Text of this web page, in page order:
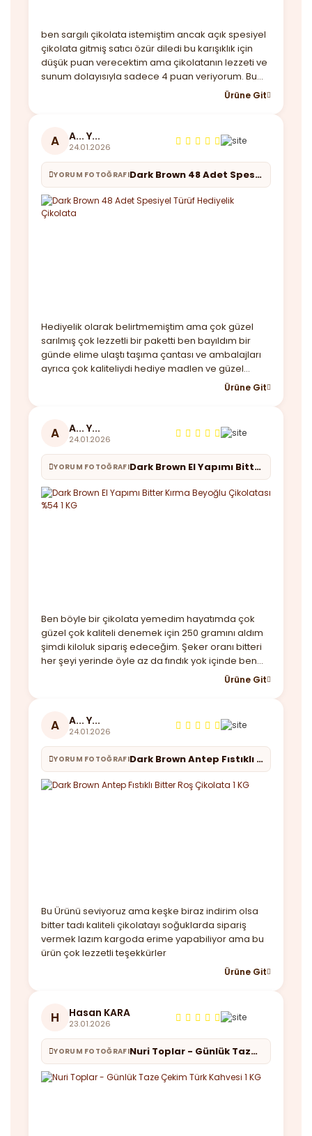
ben sargılı çikolata istemiştim ancak açık spesiyel
çikolata gitmiş satıcı özür diledi bu karışıklık için
düşük puan verecektim ama çikolatanın lezzeti ve
sunum dolayısıyla sadece 4 puan veriyorum. Bu
arada kutu baya büyük çikolatalar lezzetli taşıma
Ürüne Git
A A... Y...
24.01.2026
YORUM FOTOĞRAFI Dark Brown 48 Adet Spesiyel Türüf Hediyelik Çikolata
Hediyelik olarak belirtmemiştim ama çok güzel
sarılmış çok lezzetli bir paketti ben bayıldım bir
günde elime ulaştı taşıma çantası ve ambalajları
ayrıca çok kaliteliydi hediye madlen ve güzel
Ürüne Git
A A... Y...
24.01.2026
YORUM FOTOĞRAFI Dark Brown El Yapımı Bitter Kırma Beyoğlu Çikolatası %54 1 KG
Ben böyle bir çikolata yemedim hayatımda çok
güzel çok kaliteli denemek için 250 gramını aldım
şimdi kiloluk sipariş edeceğim. Şeker oranı bitteri
her şeyi yerinde öyle az da fındık yok içinde ben
beğendim almayı düşünenler kaçırmasın derim.
Ürüne Git
A A... Y...
24.01.2026
YORUM FOTOĞRAFI Dark Brown Antep Fıstıklı Bitter Roş Çikolata 1 KG
Bu Ürünü seviyoruz ama keşke biraz indirim olsa
bitter tadı kaliteli çikolatayı soğuklarda sipariş
vermek lazım kargoda erime yapabiliyor ama bu
ürün çok lezzetli teşekkürler
Ürüne Git
H Hasan KARA
23.01.2026
YORUM FOTOĞRAFI Nuri Toplar - Günlük Taze Çekim Türk Kahvesi 1 KG